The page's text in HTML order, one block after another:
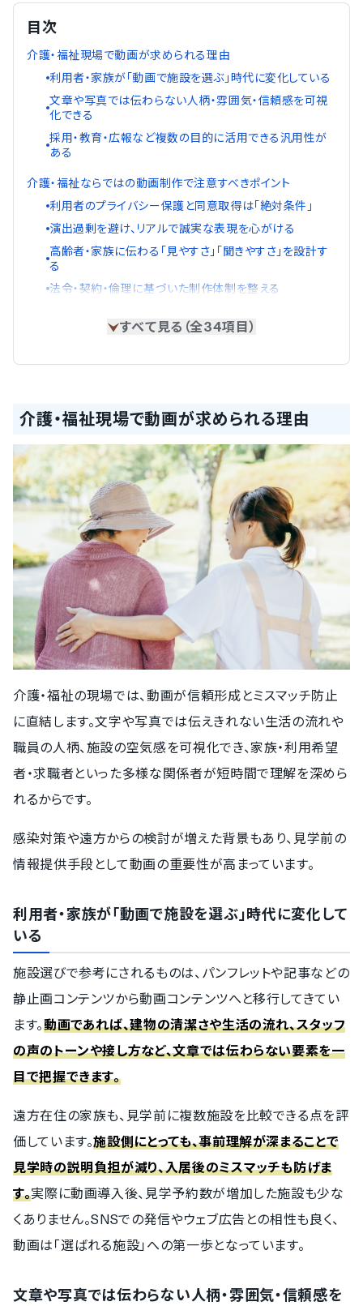
目次
介護・福祉現場で動画が求められる理由
利用者・家族が「動画で施設を選ぶ」時代に変化している
文章や写真では伝わらない人柄・雰囲気・信頼感を可視
化できる
採用・教育・広報など複数の目的に活用できる汎用性が
ある
介護・福祉ならではの動画制作で注意すべきポイント
利用者のプライバシー保護と同意取得は「絶対条件」
演出過剰を避け、リアルで誠実な表現を心がける
高齢者・家族に伝わる「見やすさ」「聞きやすさ」を設計す
る
法令・契約・倫理に基づいた制作体制を整える
すべて見る（全34項目）
介護・福祉現場で動画が求められる理由
介護・福祉の現場では、動画が信頼形成とミスマッチ防止
に直結します。文字や写真では伝えきれない生活の流れや
職員の人柄、施設の空気感を可視化でき、家族・利用希望
者・求職者といった多様な関係者が短時間で理解を深めら
れるからです。
感染対策や遠方からの検討が増えた背景もあり、見学前の
情報提供手段として動画の重要性が高まっています。
利用者・家族が「動画で施設を選ぶ」時代に変化して
いる
施設選びで参考にされるものは、パンフレットや記事などの
静止画コンテンツから動画コンテンツへと移行してきてい
ます。動画であれば、建物の清潔さや生活の流れ、スタッフ
の声のトーンや接し方など、文章では伝わらない要素を一
目で把握できます。
遠方在住の家族も、見学前に複数施設を比較できる点を評
価しています。施設側にとっても、事前理解が深まることで
見学時の説明負担が減り、入居後のミスマッチも防げま
す。実際に動画導入後、見学予約数が増加した施設も少な
くありません。SNSでの発信やウェブ広告との相性も良く、
動画は「選ばれる施設」への第一歩となっています。
文章や写真では伝わらない人柄・雰囲気・信頼感を